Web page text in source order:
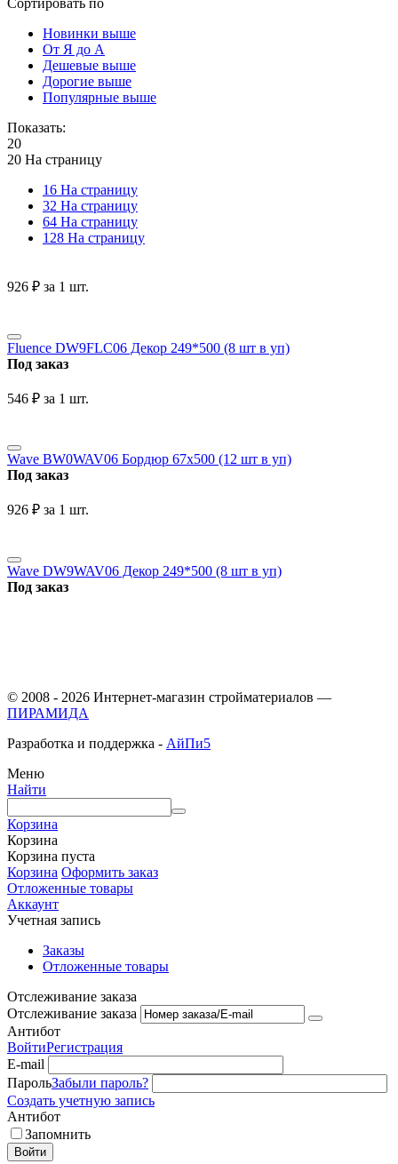
Новинки выше
От Я до А
Дешевые выше
Дорогие выше
Популярные выше
Показать:
20
20 На страницу
16 На страницу
32 На страницу
64 На страницу
128 На страницу
‍926‍ ₽ за 1 шт.
Fluence DW9FLC06 Декор 249*500 (8 шт в уп)
Под заказ
‍546‍ ₽ за 1 шт.
Wave BW0WAV06 Бордюр 67x500 (12 шт в уп)
Под заказ
‍926‍ ₽ за 1 шт.
Wave DW9WAV06 Декор 249*500 (8 шт в уп)
Под заказ
© 2008 - 2026 Интернет-магазин стройматериалов —
ПИРАМИДА
Разработка и поддержка - АйПи5
Меню
Найти
Корзина
Корзина
Корзина пуста
Корзина Оформить заказ
Отложенные товары
Аккаунт
Учетная запись
Заказы
Отложенные товары
Отслеживание заказа
Отслеживание заказа
Антибот
ВойтиРегистрация
E-mail
ПарольЗабыли пароль?
Создать учетную запись
Антибот
Запомнить
Войти